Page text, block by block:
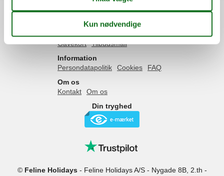
Services
Gavekort
Tilbudsmail
Information
Persondatapolitik
Cookies
FAQ
Om os
Kontakt
Om os
Din tryghed
© Feline Holidays- Feline Holidays A/S- Nygade 8B, 2.th -